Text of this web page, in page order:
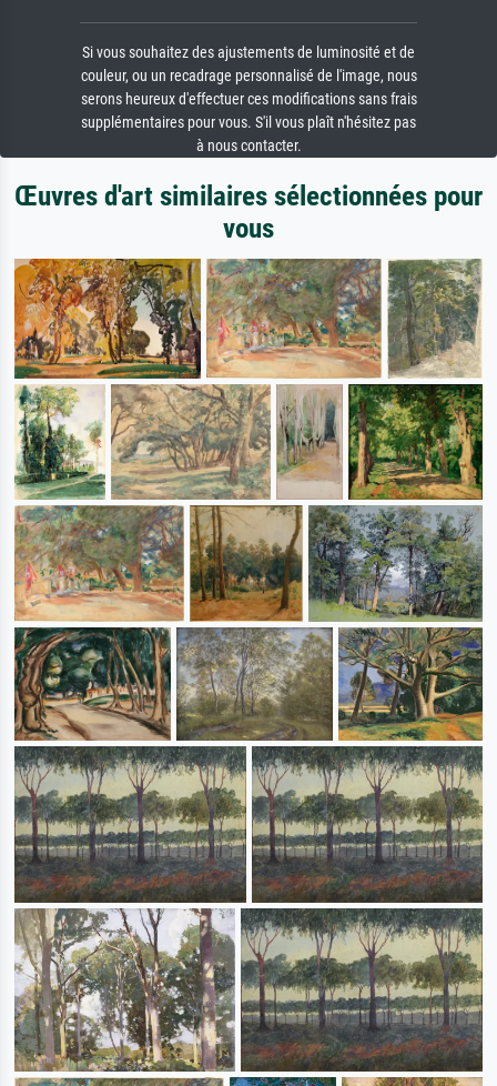
Si vous souhaitez des ajustements de luminosité et de
couleur, ou un recadrage personnalisé de l'image, nous
serons heureux d'effectuer ces modifications sans frais
supplémentaires pour vous. S'il vous plaît n'hésitez pas
à nous contacter.
Œuvres d'art similaires sélectionnées pour
vous